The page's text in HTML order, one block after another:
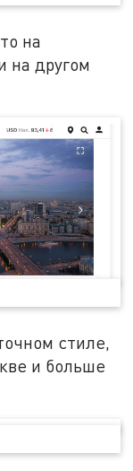
на
на другом
стиле,
и больше